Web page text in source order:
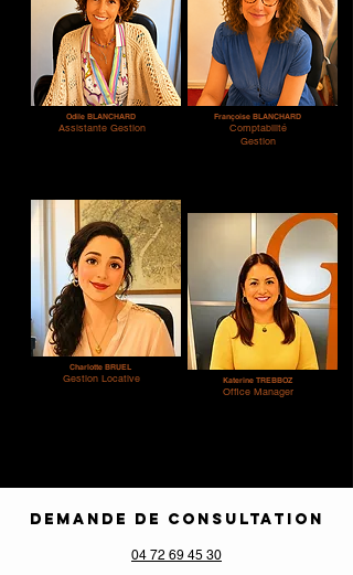
Odile BLANCHARD
Assistante Gestion
Charlotte BRUEL
Gestion Locative
Françoise BLANCHARD
Comptabilité
Gestion
Katerine TREBBOZ
Office Manager
DEMANDE DE CONSULTATION
04 72 69 45 30